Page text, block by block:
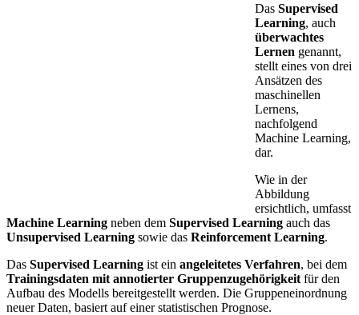
Das Supervised
Learning, auch
überwachtes
Lernen genannt,
stellt eines von drei
Ansätzen des
maschinellen
Lernens,
nachfolgend
Machine Learning,
dar.
Wie in der
Abbildung
ersichtlich, umfasst
Machine Learning neben dem Supervised Learning auch das
Unsupervised Learning sowie das Reinforcement Learning.
Das Supervised Learning ist ein angeleitetes Verfahren, bei dem
Trainingsdaten mit annotierter Gruppenzugehörigkeit für den
Aufbau des Modells bereitgestellt werden. Die Gruppeneinordnung
neuer Daten, basiert auf einer statistischen Prognose.